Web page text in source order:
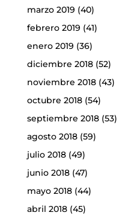
marzo 2019 (40)
febrero 2019 (41)
enero 2019 (36)
diciembre 2018(52)
noviembre 2018(43)
octubre 2018(54)
septiembre 2018(53)
agosto 2018(59)
julio 2018(49)
junio 2018(47)
mayo 2018(44)
abril 2018(45)